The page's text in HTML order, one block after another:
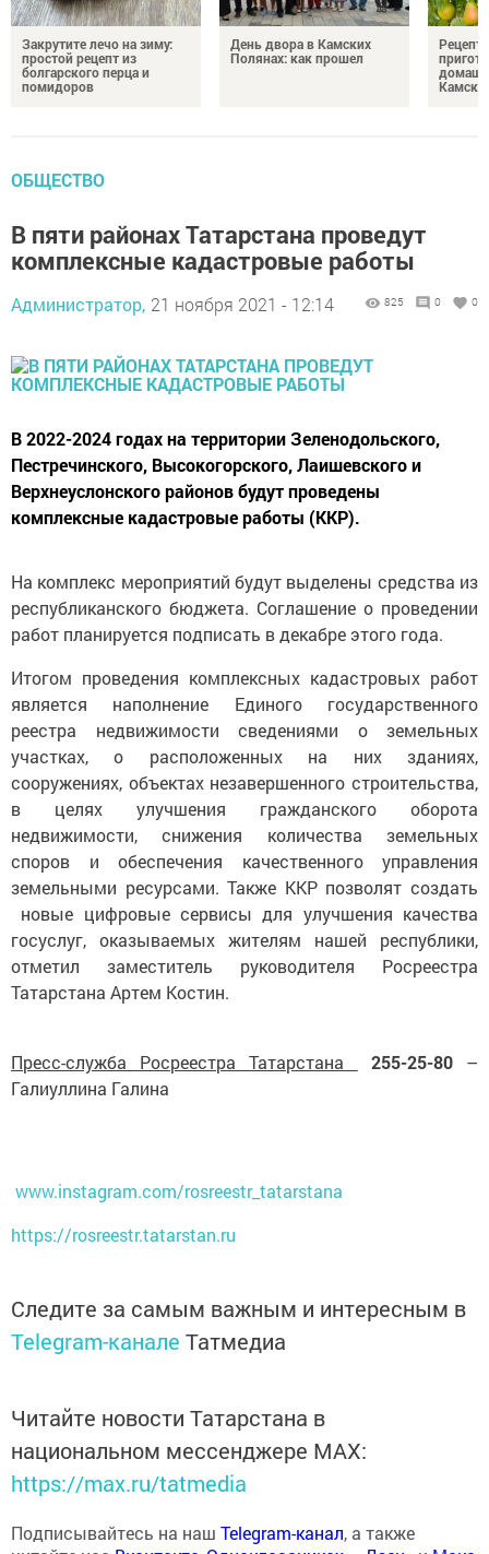
Закрутите лечо на зиму:
простой рецепт из
болгарского перца и
помидоров
День двора в Камских
Полянах: как прошел
ОБЩЕСТВО
В пяти районах Татарстана проведут
комплексные кадастровые работы
Администратор, 21 ноября 2021 - 12:14 825 0 0
В 2022-2024 годах на территории Зеленодольского,
Пестречинского, Высокогорского, Лаишевского и
Верхнеуслонского районов будут проведены
комплексные кадастровые работы (ККР).
На комплекс мероприятий будут выделены средства из
республиканского бюджета. Соглашение о проведении
работ планируется подписать в декабре этого года.
Итогом проведения комплексных кадастровых работ
является наполнение Единого государственного
реестра недвижимости сведениями о земельных
участках, о расположенных на них зданиях,
сооружениях, объектах незавершенного строительства,
в целях улучшения гражданского оборота
недвижимости, снижения количества земельных
споров и обеспечения качественного управления
земельными ресурсами. Также ККР позволят создать
новые цифровые сервисы для улучшения качества
госуслуг, оказываемых жителям нашей республики,
отметил заместитель руководителя Росреестра
Татарстана Артем Костин.
Пресс-служба Росреестра Татарстана 255-25-80 –
Галиуллина Галина
www.instagram.com/rosreestr_tatarstana
https://rosreestr.tatarstan.ru
Следите за самым важным и интересным в
Telegram-канале Татмедиа
Читайте новости Татарстана в
национальном мессенджере MАХ:
https://max.ru/tatmedia
Подписывайтесь на наш Telegram-канал, а также